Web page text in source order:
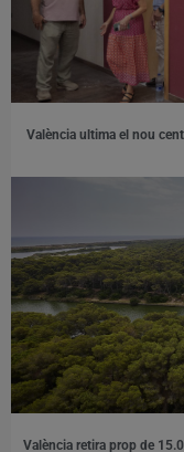
València ultima el nou
València retira prop de